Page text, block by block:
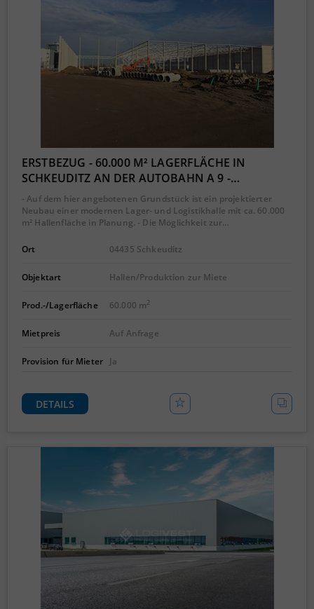
ERSTBEZUG - 60.000 M² LAGERFLÄCHE IN
SCHKEUDITZ AN DER AUTOBAHN A 9 -…
- Auf dem hier angebotenen Grundstück ist ein projektierter
Neubau einer modernen Lager- und Logistikhalle mit ca. 60.000
m² Hallenfläche in Planung. - Die Möglichkeit zur…
Ort 04435 Schkeuditz
Objektart Hallen/Produktion zur Miete
Prod.-/Lagerfläche 60.000 m2
Mietpreis Auf Anfrage
Provision für Mieter Ja
DETAILS